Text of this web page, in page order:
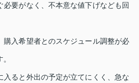
必要がなく、不本意な値下げなども回
購入希望者とのスケジュール調整が必
入ると外出の予定が立てにくく、急な